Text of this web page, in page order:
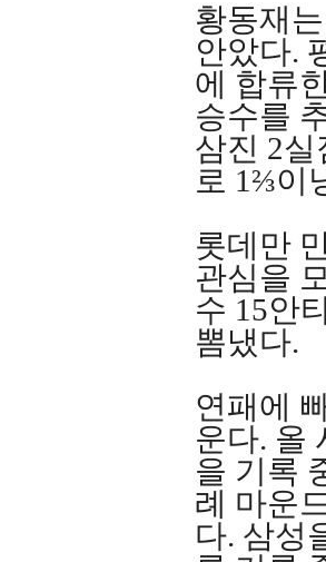
황동재
안았다.
에 합류
승수를
삼진 2
로 1⅔이
롯데만
관심을
수 15안
뽐냈다.
연패에
운다. 올
을 기록
례 마운
다. 삼성